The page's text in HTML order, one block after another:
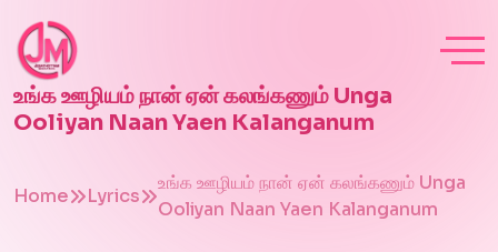
உங்க ஊழியம் நான் ஏன் கலங்கணும் Unga
Ooliyan Naan Yaen Kalanganum
Home Lyrics
உங்க ஊழியம் நான் ஏன் கலங்கணும் Unga
Ooliyan Naan Yaen Kalanganum